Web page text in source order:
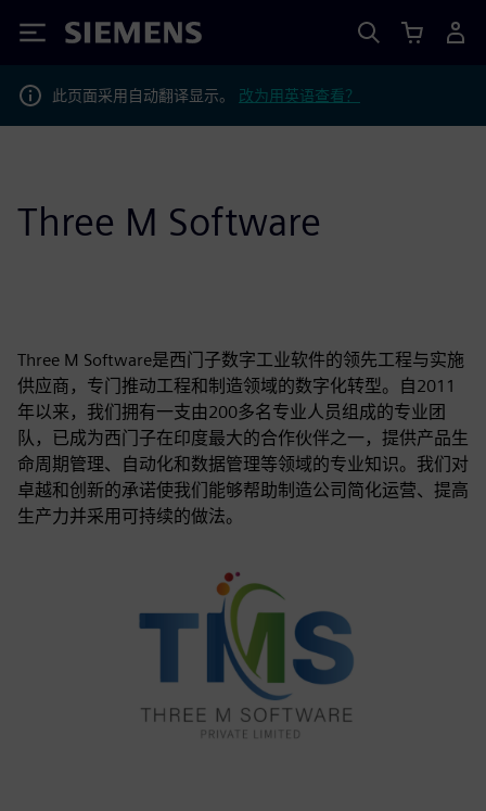
Siemens
此页面采用自动翻译显示。 改为用英语查看？
Three M Software
Three M Software是西门子数字工业软件的领先工程与实施
供应商，专门推动工程和制造领域的数字化转型。自2011
年以来，我们拥有一支由200多名专业人员组成的专业团
队，已成为西门子在印度最大的合作伙伴之一，提供产品生
命周期管理、自动化和数据管理等领域的专业知识。我们对
卓越和创新的承诺使我们能够帮助制造公司简化运营、提高
生产力并采用可持续的做法。